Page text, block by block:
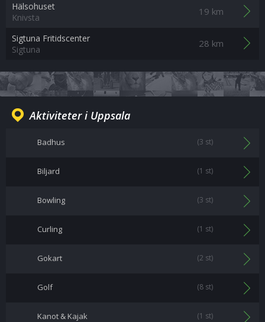
Hälsohuset
Knivsta
19 km
Sigtuna Fritidscenter
Sigtuna
28 km
Aktiviteter i Uppsala
Badhus (3 st)
Biljard (1 st)
Bowling (3 st)
Curling (1 st)
Gokart (2 st)
Golf (8 st)
Kanot & Kajak (1 st)